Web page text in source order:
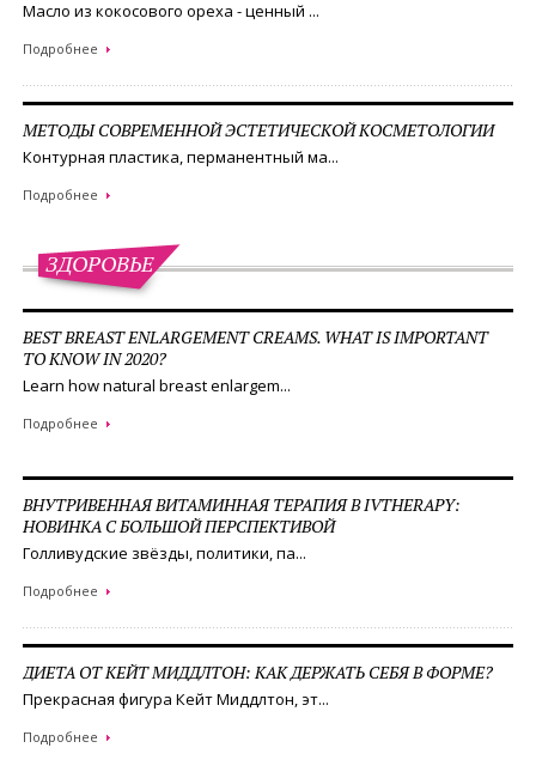
Масло из кокосового ореха - ценный ...
Подробнее
МЕТОДЫ СОВРЕМЕННОЙ ЭСТЕТИЧЕСКОЙ КОСМЕТОЛОГИИ
Контурная пластика, перманентный ма...
Подробнее
ЗДОРОВЬЕ
BEST BREAST ENLARGEMENT CREAMS. WHAT IS IMPORTANT
TO KNOW IN 2020?
Learn how natural breast enlargem...
Подробнее
ВНУТРИВЕННАЯ ВИТАМИННАЯ ТЕРАПИЯ В IVTHERAPY:
НОВИНКА С БОЛЬШОЙ ПЕРСПЕКТИВОЙ
Голливудские звёзды, политики, па...
Подробнее
ДИЕТА ОТ КЕЙТ МИДДЛТОН: КАК ДЕРЖАТЬ СЕБЯ В ФОРМЕ?
Прекрасная фигура Кейт Миддлтон, эт...
Подробнее